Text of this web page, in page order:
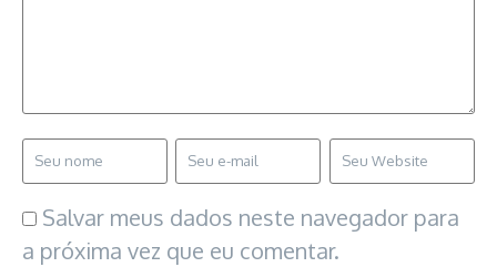
Salvar meus dados neste navegador para
a próxima vez que eu comentar.